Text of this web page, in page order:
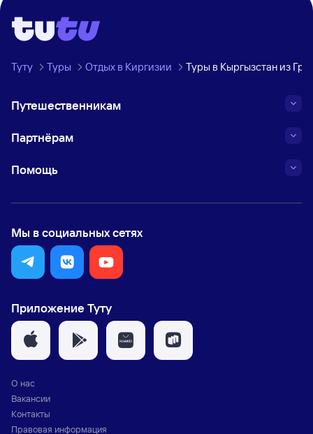
Туту Туры Отдых в Киргизии Туры в Кыргызстан из
Путешественникам
Партнёрам
Помощь
Мы в социальных сетях
Приложение Туту
О нас
Вакансии
Контакты
Правовая информация